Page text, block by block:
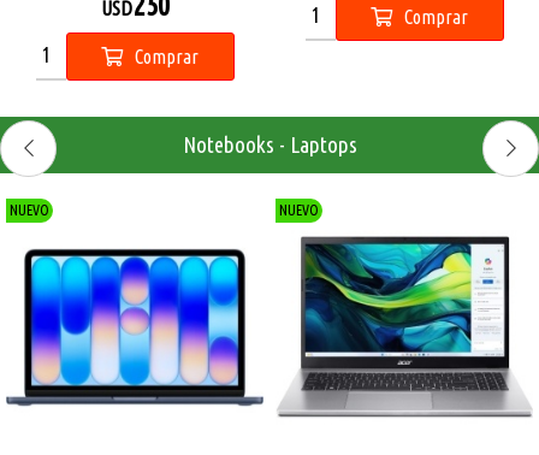
USD
Comprar
Comprar
Notebooks - Laptops
NUEVO NUEVO